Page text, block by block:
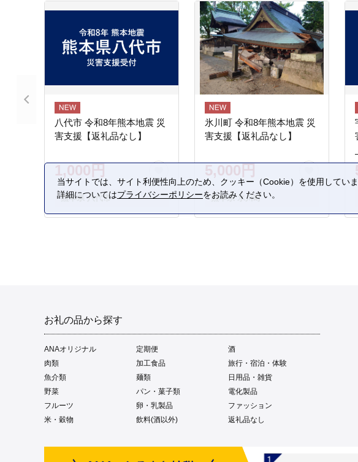
八代市 令和8年熊本地震 災
害支援【返礼品なし】
1,000円
熊本県 八代市
氷川町 令和8年熊本地震 災
害支援【返礼品なし】
5,000円
熊本県 氷川町
お礼の品から探す
ANAオリジナル 定期便
酒
肉類
加工食品
旅行・宿泊・体験
魚介類
麺類
日用品・雑貨
野菜
パン・菓子類
電化製品
フルーツ
卵・乳製品
ファッション
米・穀物
飲料(酒以外) 返礼品なし
当サイトでは、サイト利便性向上のため、クッキー（Cookie）を使用してい
詳細についてはプライバシーポリシーをお読みください。